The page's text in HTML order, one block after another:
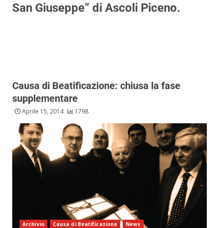
San Giuseppe” di Ascoli Piceno.
Causa di Beatificazione: chiusa la fase
supplementare
Aprile 15, 2014 1798
Archivio Causa di Beatificazione News